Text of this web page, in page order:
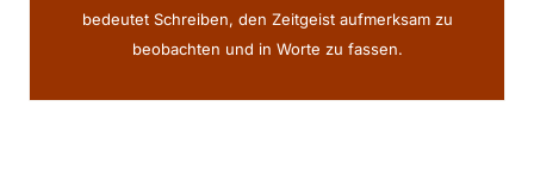
bedeutet Schreiben, den Zeitgeist aufmerksam zu
beobachten und in Worte zu fassen.